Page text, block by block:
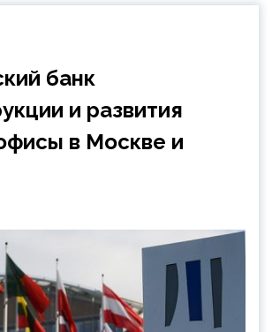
банк
и развития
в Москве и